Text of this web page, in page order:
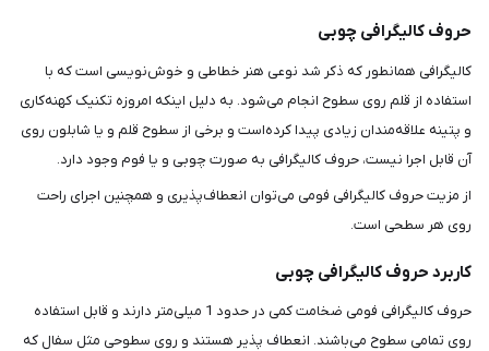
حروف کالیگرافی چوبی
کالیگرافی همانطور که ذکر شد نوعی هنر خطاطی و خوش‌نویسی است که با
استفاده از قلم روی سطوح انجام می‌شود. به دلیل اینکه امروزه تکنیک کهنه‌کاری
و پتینه علاقه‌مندان زیادی پیدا کرده‌است و برخی از سطوح قلم و یا شابلون روی
آن قابل اجرا نیست، حروف کالیگرافی به صورت چوبی و یا فوم وجود دارد.
از مزیت حروف کالیگرافی فومی می‌توان انعطاف‌پذیری و همچنین اجرای راحت
روی هر سطحی است.
کاربرد حروف کالیگرافی چوبی
حروف کالیگرافی فومی ضخامت کمی در حدود 1 میلی‌متر دارند و قابل استفاده
روی تمامی سطوح می‌باشند. انعطاف پذیر هستند و روی سطوحی مثل سفال که